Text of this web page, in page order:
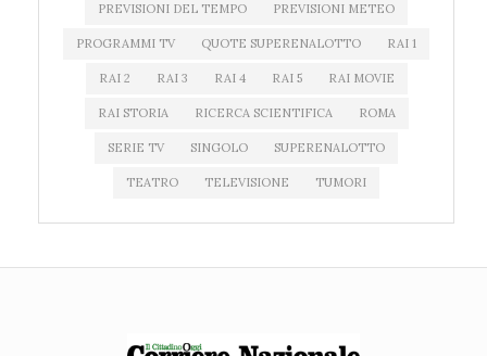
PREVISIONI DEL TEMPO PREVISIONI METEO
PROGRAMMI TV QUOTE SUPERENALOTTO RAI 1
RAI 2 RAI 3 RAI 4 RAI 5 RAI MOVIE
RAI STORIA RICERCA SCIENTIFICA ROMA
SERIE TV SINGOLO SUPERENALOTTO
TEATRO TELEVISIONE TUMORI